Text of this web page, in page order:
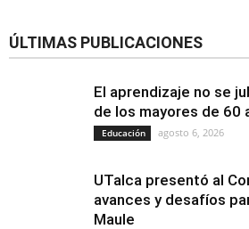
ÚLTIMAS PUBLICACIONES
El aprendizaje no se
de los mayores de 60
Educación agosto 6, 2026
UTalca presentó al
avances y desafíos
Maule